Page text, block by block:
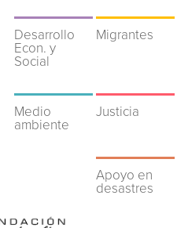
Desarrollo
Econ. y
Social
Migrantes
Medio
ambiente
Justicia
Apoyo en
desastres